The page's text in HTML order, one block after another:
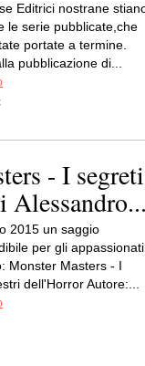
Editrici nostrane
le serie pubblicate,che
portate a termine.
pubblicazione di...
- I segreti
2015 un saggio
per gli appassionati
Monster Masters - I
dell'Horror Autore:...